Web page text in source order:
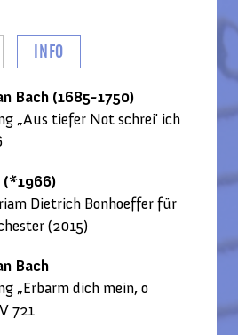
INFO
Bach (1685-1750)
„Aus tiefer Not schrei' ich
(*1966)
Dietrich Bonhoeffer für
(2015)
Bach
„Erbarm dich mein, o
721